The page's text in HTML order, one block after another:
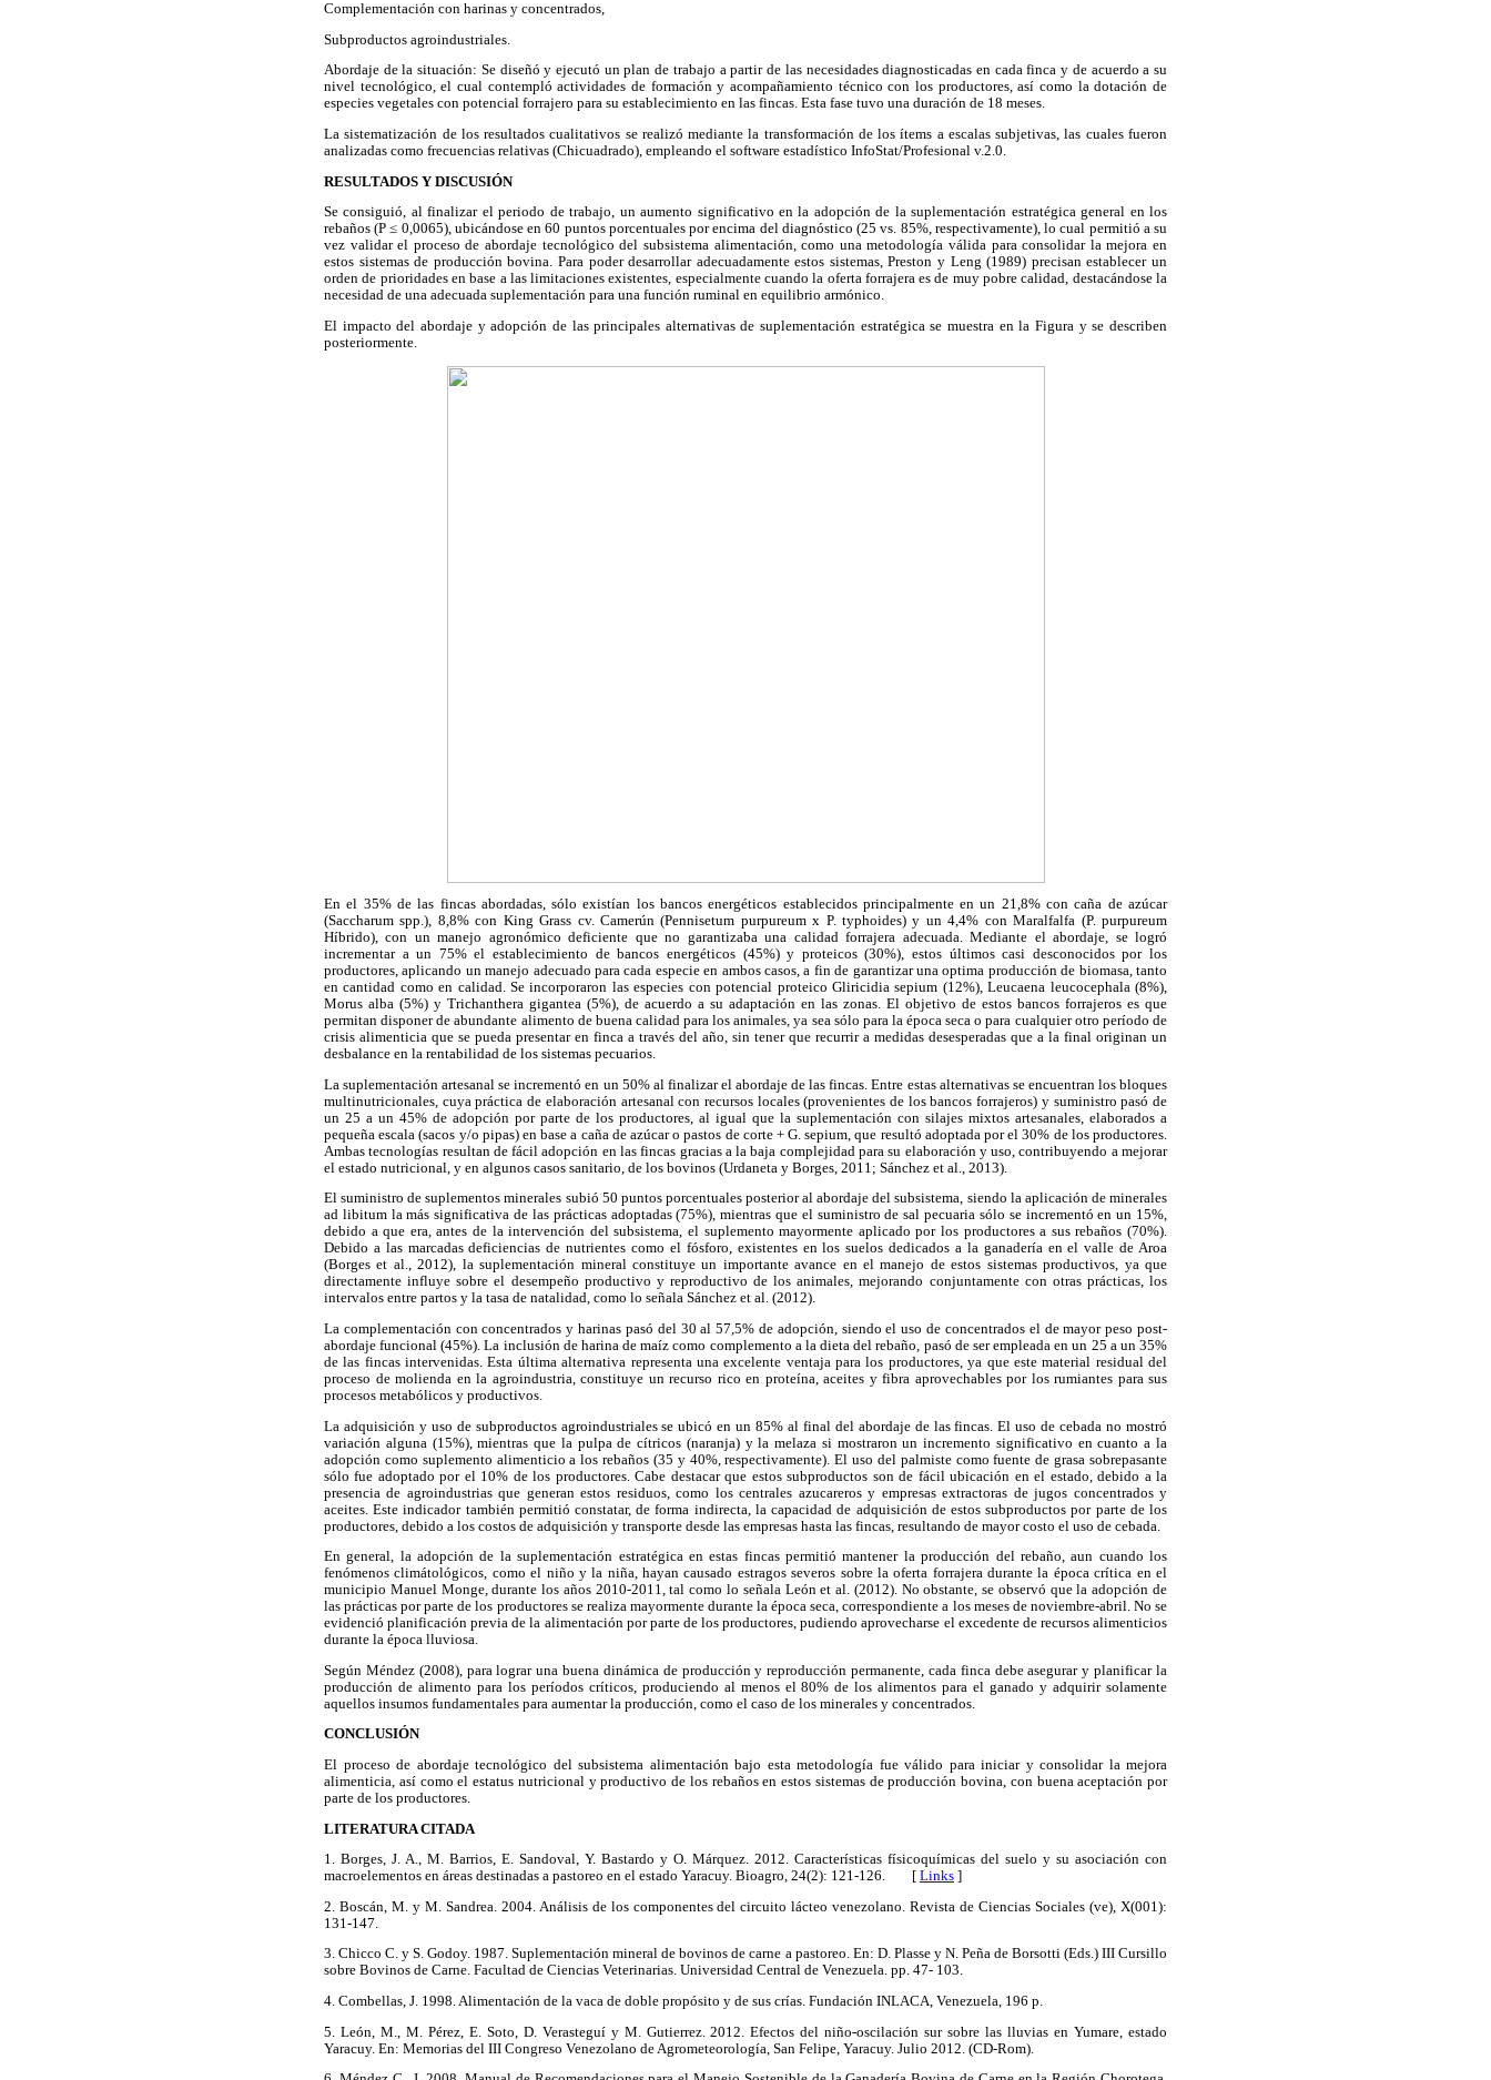
Complementación con harinas y concentrados,
Subproductos agroindustriales.
Abordaje de la situación: Se diseñó y ejecutó un plan de trabajo a partir de las necesidades diagnosticadas en cada finca y de acuerdo a su
nivel tecnológico, el cual contempló actividades de formación y acompañamiento técnico con los productores, así como la dotación de
especies vegetales con potencial forrajero para su establecimiento en las fincas. Esta fase tuvo una duración de 18 meses.
La sistematización de los resultados cualitativos se realizó mediante la transformación de los ítems a escalas subjetivas, las cuales fueron
analizadas como frecuencias relativas (Chicuadrado), empleando el software estadístico InfoStat/Profesional v.2.0.
RESULTADOS Y DISCUSIÓN
Se consiguió, al finalizar el periodo de trabajo, un aumento significativo en la adopción de la suplementación estratégica general en los
rebaños (P ≤ 0,0065), ubicándose en 60 puntos porcentuales por encima del diagnóstico (25 vs. 85%, respectivamente), lo cual permitió a su
vez validar el proceso de abordaje tecnológico del subsistema alimentación, como una metodología válida para consolidar la mejora en
estos sistemas de producción bovina. Para poder desarrollar adecuadamente estos sistemas, Preston y Leng (1989) precisan establecer un
orden de prioridades en base a las limitaciones existentes, especialmente cuando la oferta forrajera es de muy pobre calidad, destacándose la
necesidad de una adecuada suplementación para una función ruminal en equilibrio armónico.
El impacto del abordaje y adopción de las principales alternativas de suplementación estratégica se muestra en la Figura y se describen
posteriormente.
En el 35% de las fincas abordadas, sólo existían los bancos energéticos establecidos principalmente en un 21,8% con caña de azúcar
(Saccharum spp.), 8,8% con King Grass cv. Camerún (Pennisetum purpureum x P. typhoides) y un 4,4% con Maralfalfa (P. purpureum
Híbrido), con un manejo agronómico deficiente que no garantizaba una calidad forrajera adecuada. Mediante el abordaje, se logró
incrementar a un 75% el establecimiento de bancos energéticos (45%) y proteicos (30%), estos últimos casi desconocidos por los
productores, aplicando un manejo adecuado para cada especie en ambos casos, a fin de garantizar una optima producción de biomasa, tanto
en cantidad como en calidad. Se incorporaron las especies con potencial proteico Gliricidia sepium (12%), Leucaena leucocephala (8%),
Morus alba (5%) y Trichanthera gigantea (5%), de acuerdo a su adaptación en las zonas. El objetivo de estos bancos forrajeros es que
permitan disponer de abundante alimento de buena calidad para los animales, ya sea sólo para la época seca o para cualquier otro período de
crisis alimenticia que se pueda presentar en finca a través del año, sin tener que recurrir a medidas desesperadas que a la final originan un
desbalance en la rentabilidad de los sistemas pecuarios.
La suplementación artesanal se incrementó en un 50% al finalizar el abordaje de las fincas. Entre estas alternativas se encuentran los bloques
multinutricionales, cuya práctica de elaboración artesanal con recursos locales (provenientes de los bancos forrajeros) y suministro pasó de
un 25 a un 45% de adopción por parte de los productores, al igual que la suplementación con silajes mixtos artesanales, elaborados a
pequeña escala (sacos y/o pipas) en base a caña de azúcar o pastos de corte + G. sepium, que resultó adoptada por el 30% de los productores.
Ambas tecnologías resultan de fácil adopción en las fincas gracias a la baja complejidad para su elaboración y uso, contribuyendo a mejorar
el estado nutricional, y en algunos casos sanitario, de los bovinos (Urdaneta y Borges, 2011; Sánchez et al., 2013).
El suministro de suplementos minerales subió 50 puntos porcentuales posterior al abordaje del subsistema, siendo la aplicación de minerales
ad libitum la más significativa de las prácticas adoptadas (75%), mientras que el suministro de sal pecuaria sólo se incrementó en un 15%,
debido a que era, antes de la intervención del subsistema, el suplemento mayormente aplicado por los productores a sus rebaños (70%).
Debido a las marcadas deficiencias de nutrientes como el fósforo, existentes en los suelos dedicados a la ganadería en el valle de Aroa
(Borges et al., 2012), la suplementación mineral constituye un importante avance en el manejo de estos sistemas productivos, ya que
directamente influye sobre el desempeño productivo y reproductivo de los animales, mejorando conjuntamente con otras prácticas, los
intervalos entre partos y la tasa de natalidad, como lo señala Sánchez et al. (2012).
La complementación con concentrados y harinas pasó del 30 al 57,5% de adopción, siendo el uso de concentrados el de mayor peso post-
abordaje funcional (45%). La inclusión de harina de maíz como complemento a la dieta del rebaño, pasó de ser empleada en un 25 a un 35%
de las fincas intervenidas. Esta última alternativa representa una excelente ventaja para los productores, ya que este material residual del
proceso de molienda en la agroindustria, constituye un recurso rico en proteína, aceites y fibra aprovechables por los rumiantes para sus
procesos metabólicos y productivos.
La adquisición y uso de subproductos agroindustriales se ubicó en un 85% al final del abordaje de las fincas. El uso de cebada no mostró
variación alguna (15%), mientras que la pulpa de cítricos (naranja) y la melaza si mostraron un incremento significativo en cuanto a la
adopción como suplemento alimenticio a los rebaños (35 y 40%, respectivamente). El uso del palmiste como fuente de grasa sobrepasante
sólo fue adoptado por el 10% de los productores. Cabe destacar que estos subproductos son de fácil ubicación en el estado, debido a la
presencia de agroindustrias que generan estos residuos, como los centrales azucareros y empresas extractoras de jugos concentrados y
aceites. Este indicador también permitió constatar, de forma indirecta, la capacidad de adquisición de estos subproductos por parte de los
productores, debido a los costos de adquisición y transporte desde las empresas hasta las fincas, resultando de mayor costo el uso de cebada.
En general, la adopción de la suplementación estratégica en estas fincas permitió mantener la producción del rebaño, aun cuando los
fenómenos climátológicos, como el niño y la niña, hayan causado estragos severos sobre la oferta forrajera durante la época crítica en el
municipio Manuel Monge, durante los años 2010-2011, tal como lo señala León et al. (2012). No obstante, se observó que la adopción de
las prácticas por parte de los productores se realiza mayormente durante la época seca, correspondiente a los meses de noviembre-abril. No se
evidenció planificación previa de la alimentación por parte de los productores, pudiendo aprovecharse el excedente de recursos alimenticios
durante la época lluviosa.
Según Méndez (2008), para lograr una buena dinámica de producción y reproducción permanente, cada finca debe asegurar y planificar la
producción de alimento para los períodos críticos, produciendo al menos el 80% de los alimentos para el ganado y adquirir solamente
aquellos insumos fundamentales para aumentar la producción, como el caso de los minerales y concentrados.
CONCLUSIÓN
El proceso de abordaje tecnológico del subsistema alimentación bajo esta metodología fue válido para iniciar y consolidar la mejora
alimenticia, así como el estatus nutricional y productivo de los rebaños en estos sistemas de producción bovina, con buena aceptación por
parte de los productores.
LITERATURA CITADA
1. Borges, J. A., M. Barrios, E. Sandoval, Y. Bastardo y O. Márquez. 2012. Características físicoquímicas del suelo y su asociación con
macroelementos en áreas destinadas a pastoreo en el estado Yaracuy. Bioagro, 24(2): 121-126. [ Links ]
2. Boscán, M. y M. Sandrea. 2004. Análisis de los componentes del circuito lácteo venezolano. Revista de Ciencias Sociales (ve), X(001):
131-147.
3. Chicco C. y S. Godoy. 1987. Suplementación mineral de bovinos de carne a pastoreo. En: D. Plasse y N. Peña de Borsotti (Eds.) III Cursillo
sobre Bovinos de Carne. Facultad de Ciencias Veterinarias. Universidad Central de Venezuela. pp. 47- 103.
4. Combellas, J. 1998. Alimentación de la vaca de doble propósito y de sus crías. Fundación INLACA, Venezuela, 196 p.
5. León, M., M. Pérez, E. Soto, D. Verasteguí y M. Gutierrez. 2012. Efectos del niño-oscilación sur sobre las lluvias en Yumare, estado
Yaracuy. En: Memorias del III Congreso Venezolano de Agrometeorología, San Felipe, Yaracuy. Julio 2012. (CD-Rom).